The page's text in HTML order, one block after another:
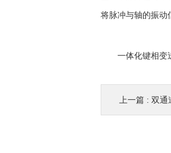
将脉冲与轴的振动
一体化键相变送
上一篇 : 双通